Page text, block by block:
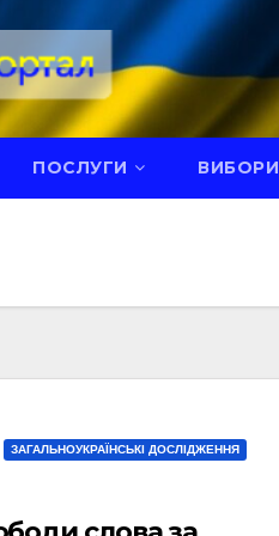
ПОСЛУГИ ВИБОРИ
ЗАГАЛЬНОУКРАЇНСЬКІ ДОСЛІДЖЕННЯ